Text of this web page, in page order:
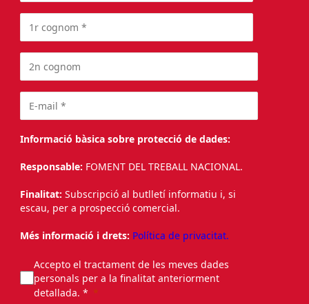
Informació bàsica sobre protecció de dades:
Responsable: FOMENT DEL TREBALL NACIONAL.
Finalitat: Subscripció al butlletí informatiu i, si
escau, per a prospecció comercial.
Més informació i drets: Política de privacitat.
Accepto el tractament de les meves dades
personals per a la finalitat anteriorment
detallada. *